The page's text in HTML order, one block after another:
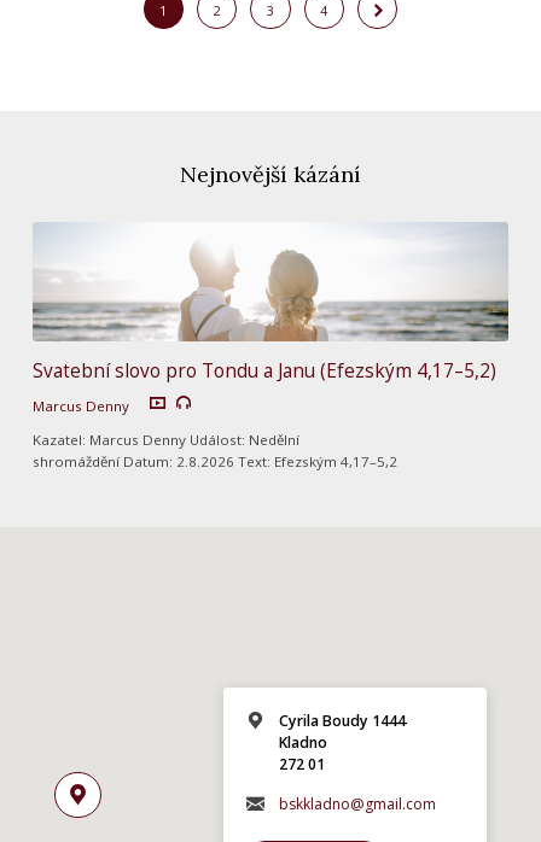
1 2 3 4
Nejnovější kázání
Svatební slovo pro Tondu a Janu (Efezským 4,17–5,2)
Marcus Denny
Kazatel: Marcus Denny Událost: Nedělní
shromáždění Datum: 2.8.2026 Text: Efezským 4,17–5,2
Cyrila Boudy 1444
Kladno
272 01
bskkladno@gmail.com